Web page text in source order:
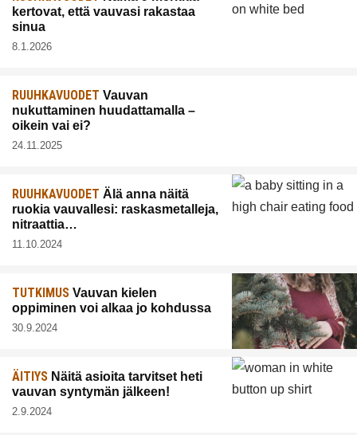
kertovat, että vauvasi rakastaa
sinua
8.1.2026
RUUHKAVUODET Vauvan
nukuttaminen huudattamalla –
oikein vai ei?
24.11.2025
RUUHKAVUODET Älä anna näitä
ruokia vauvallesi: raskasmetalleja,
nitraattia…
11.10.2024
TUTKIMUS Vauvan kielen
oppiminen voi alkaa jo kohdussa
30.9.2024
ÄITIYS Näitä asioita tarvitset heti
vauvan syntymän jälkeen!
2.9.2024